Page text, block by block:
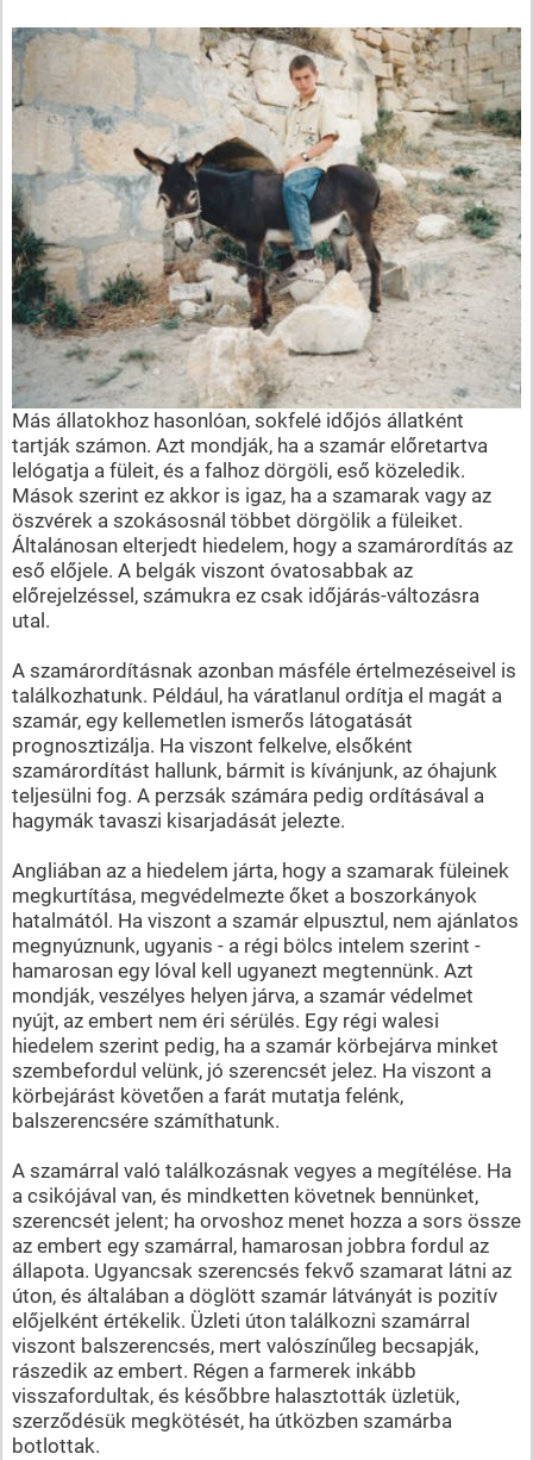
Más állatokhoz hasonlóan, sokfelé időjós állatként
tartják számon. Azt mondják, ha a szamár előretartva
lelógatja a füleit, és a falhoz dörgöli, eső közeledik.
Mások szerint ez akkor is igaz, ha a szamarak vagy az
öszvérek a szokásosnál többet dörgölik a füleiket.
Általánosan elterjedt hiedelem, hogy a szamárordítás az
eső előjele. A belgák viszont óvatosabbak az
előrejelzéssel, számukra ez csak időjárás-változásra
utal.
A szamárordításnak azonban másféle értelmezéseivel is
találkozhatunk. Például, ha váratlanul ordítja el magát a
szamár, egy kellemetlen ismerős látogatását
prognosztizálja. Ha viszont felkelve, elsőként
szamárordítást hallunk, bármit is kívánjunk, az óhajunk
teljesülni fog. A perzsák számára pedig ordításával a
hagymák tavaszi kisarjadását jelezte.
Angliában az a hiedelem járta, hogy a szamarak füleinek
megkurtítása, megvédelmezte őket a boszorkányok
hatalmától. Ha viszont a szamár elpusztul, nem ajánlatos
megnyúznunk, ugyanis - a régi bölcs intelem szerint -
hamarosan egy lóval kell ugyanezt megtennünk. Azt
mondják, veszélyes helyen járva, a szamár védelmet
nyújt, az embert nem éri sérülés. Egy régi walesi
hiedelem szerint pedig, ha a szamár körbejárva minket
szembefordul velünk, jó szerencsét jelez. Ha viszont a
körbejárást követően a farát mutatja felénk,
balszerencsére számíthatunk.
A szamárral való találkozásnak vegyes a megítélése. Ha
a csikójával van, és mindketten követnek bennünket,
szerencsét jelent; ha orvoshoz menet hozza a sors össze
az embert egy szamárral, hamarosan jobbra fordul az
állapota. Ugyancsak szerencsés fekvő szamarat látni az
úton, és általában a döglött szamár látványát is pozitív
előjelként értékelik. Üzleti úton találkozni szamárral
viszont balszerencsés, mert valószínűleg becsapják,
rászedik az embert. Régen a farmerek inkább
visszafordultak, és későbbre halasztották üzletük,
szerződésük megkötését, ha útközben szamárba
botlottak.